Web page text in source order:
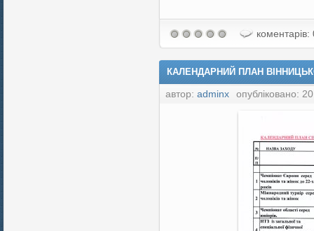
коментарів:
КАЛЕНДАРНИЙ ПЛАН
автор: adminx опубліковано: